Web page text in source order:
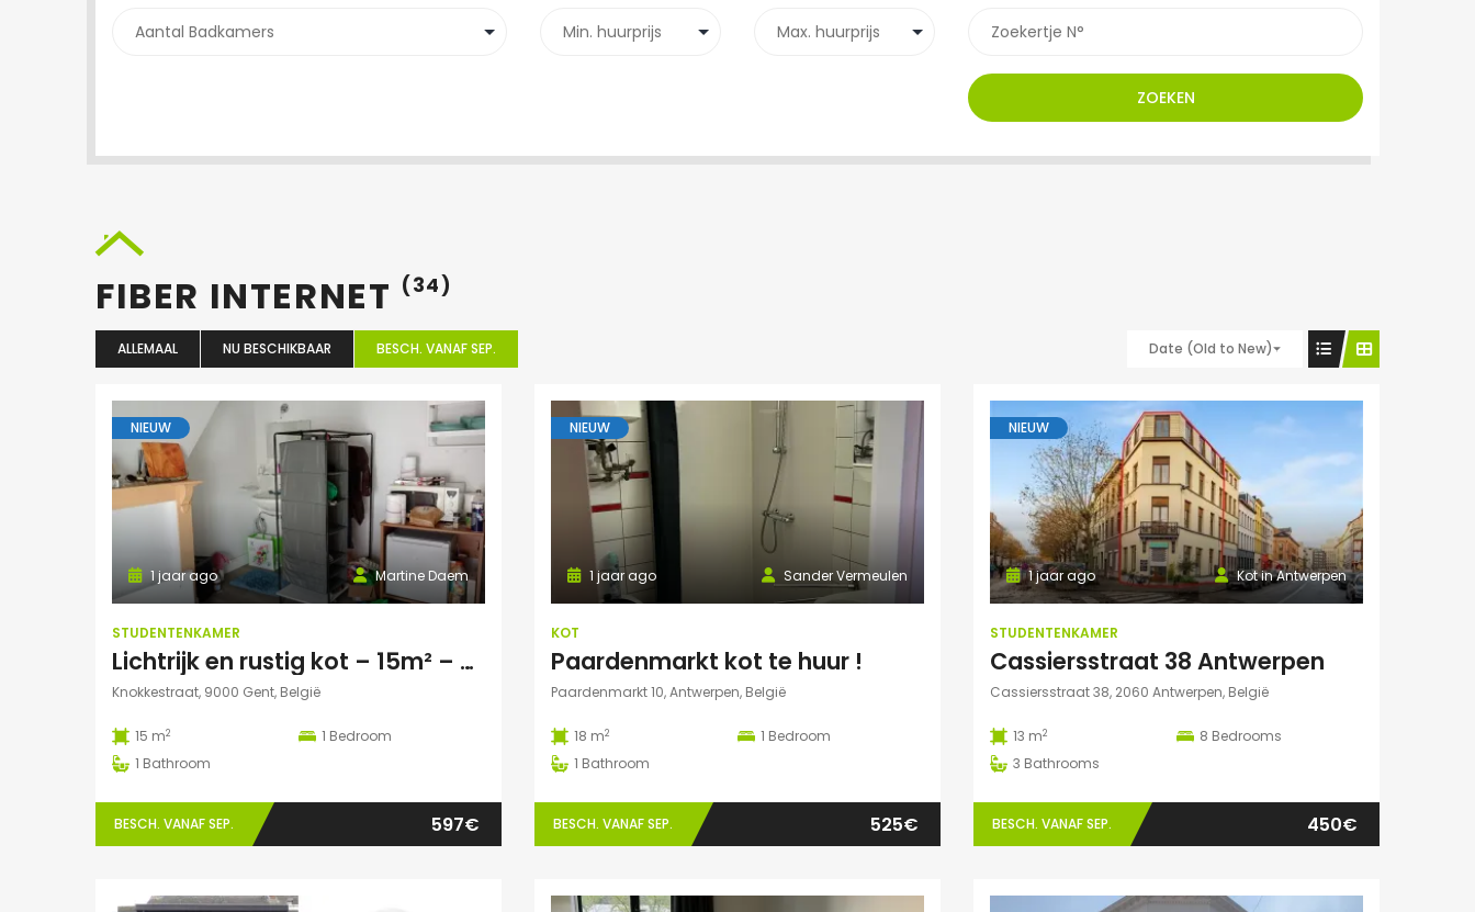
ZOEKEN
FIBER INTERNET (34)
ALLEMAAL NU BESCHIKBAAR BESCH. VANAF SEP. Date (Old to New)
NIEUW
Martine Daem
1 jaar ago
STUDENTENKAMER
Lichtrijk en rustig kot – 15m² – geen domicilie
Knokkestraat, 9000 Gent, België
15 m2 1 Bedroom
1 Bathroom
BESCH. VANAF SEP. 597€
NIEUW
Sander Vermeulen
1 jaar ago
KOT
Paardenmarkt kot te huur !
Paardenmarkt 10, Antwerpen, België
18 m2 1 Bedroom
1 Bathroom
BESCH. VANAF SEP. 525€
NIEUW
Kot in Antwerpen
1 jaar ago
STUDENTENKAMER
Cassiersstraat 38 Antwerpen
Cassiersstraat 38, 2060 Antwerpen, België
13 m2 8 Bedrooms
3 Bathrooms
BESCH. VANAF SEP. 450€